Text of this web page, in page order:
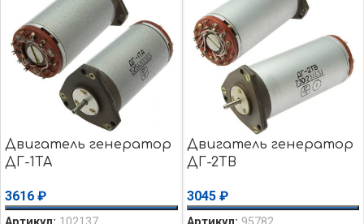
Двигатель генератор
ДГ-1ТА
3616 ₽
Двигатель генератор
ДГ-2ТВ
3045 ₽